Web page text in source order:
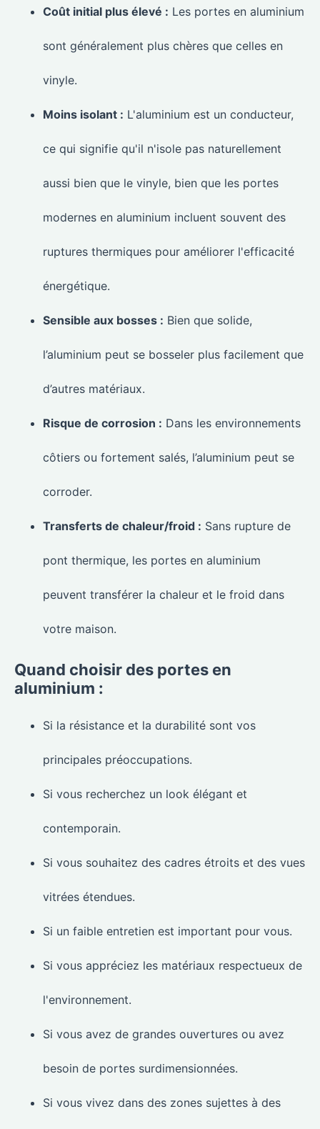
Coût initial plus élevé : Les portes en aluminium
sont généralement plus chères que celles en
vinyle.
Moins isolant : L'aluminium est un conducteur,
ce qui signifie qu'il n'isole pas naturellement
aussi bien que le vinyle, bien que les portes
modernes en aluminium incluent souvent des
ruptures thermiques pour améliorer l'efficacité
énergétique.
Sensible aux bosses : Bien que solide,
l’aluminium peut se bosseler plus facilement que
d’autres matériaux.
Risque de corrosion : Dans les environnements
côtiers ou fortement salés, l’aluminium peut se
corroder.
Transferts de chaleur/froid : Sans rupture de
pont thermique, les portes en aluminium
peuvent transférer la chaleur et le froid dans
votre maison.
Quand choisir des portes en
aluminium :
Si la résistance et la durabilité sont vos
principales préoccupations.
Si vous recherchez un look élégant et
contemporain.
Si vous souhaitez des cadres étroits et des vues
vitrées étendues.
Si un faible entretien est important pour vous.
Si vous appréciez les matériaux respectueux de
l'environnement.
Si vous avez de grandes ouvertures ou avez
besoin de portes surdimensionnées.
Si vous vivez dans des zones sujettes à des